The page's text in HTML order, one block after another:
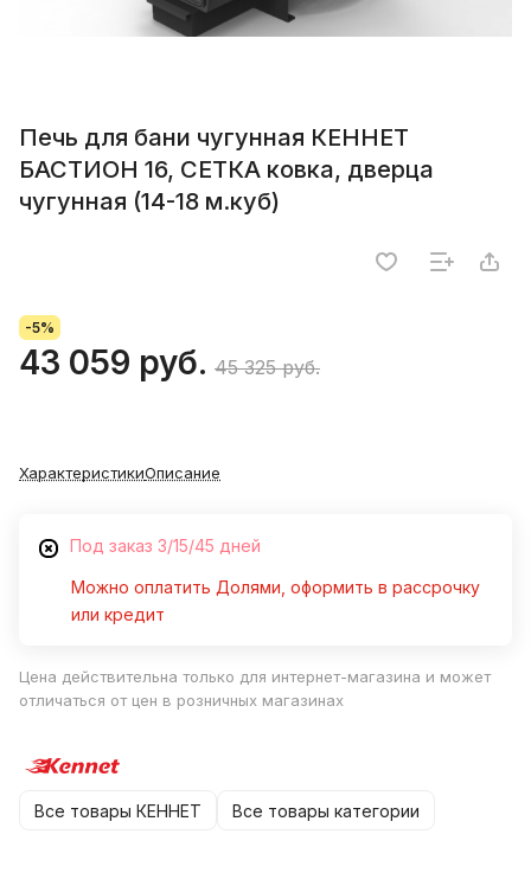
Печь для бани чугунная КЕННЕТ
БАСТИОН 16, СЕТКА ковка, дверца
чугунная (14-18 м.куб)
-5%
43 059 руб. 45 325 руб.
ХарактеристикиОписание
Под заказ 3/15/45 дней
Можно оплатить Долями, оформить в рассрочку
или кредит
Цена действительна только для интернет-магазина и может
отличаться от цен в розничных магазинах
Все товары КЕННЕТ Все товары категории